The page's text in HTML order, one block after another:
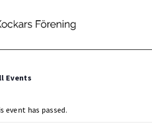
Events
event has passed.